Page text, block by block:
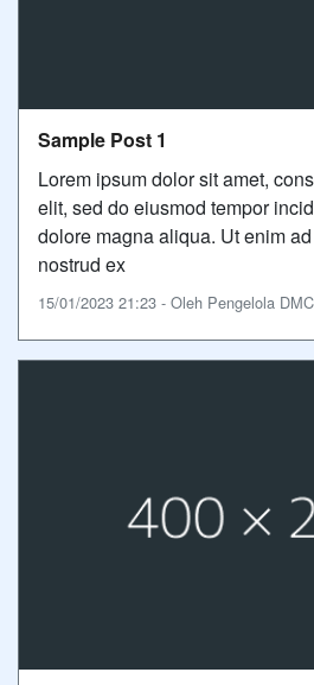
Sample Post 1
Lorem ipsum dolor sit amet,
elit, sed do eiusmod tempor
dolore magna aliqua. Ut enim
nostrud ex
15/01/2023 21:23 - Oleh Pengelola